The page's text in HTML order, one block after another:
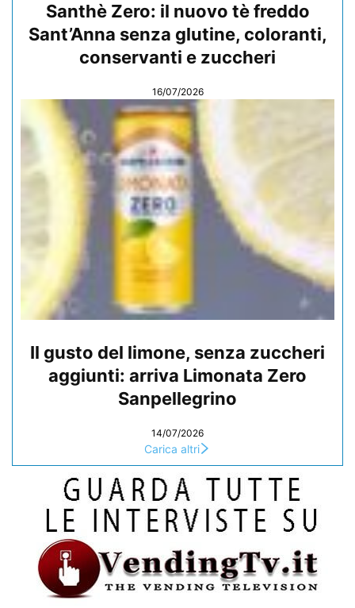
Santhè Zero: il nuovo tè freddo
Sant’Anna senza glutine, coloranti,
conservanti e zuccheri
16/07/2026
Il gusto del limone, senza zuccheri
aggiunti: arriva Limonata Zero
Sanpellegrino
14/07/2026
Carica altri